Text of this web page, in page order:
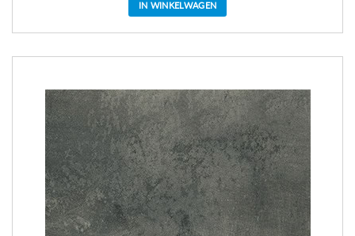
IN WINKELWAGEN